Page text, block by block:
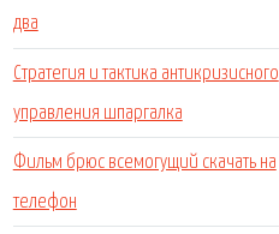
два
Стратегия и тактика антикризисного
управления шпаргалка
Фильм брюс всемогущий скачать на
телефон